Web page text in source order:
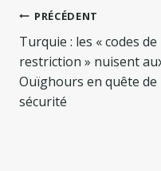
de
l’article
PRÉCÉDENT
Turquie : les « codes de
restriction » nuisent
Ouïghours en quête de
sécurité